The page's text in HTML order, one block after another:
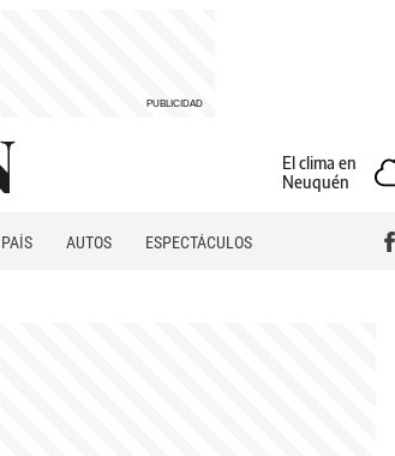
El clima en
Neuquén
PAÍS AUTOS
ESPECTÁCULOS